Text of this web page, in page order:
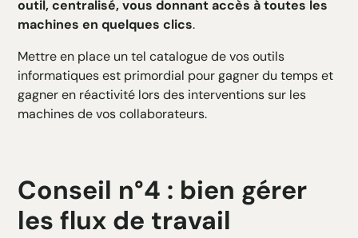
outil, centralisé, vous donnant accès à toutes les
machines en quelques clics.
Mettre en place un tel catalogue de vos outils
informatiques est primordial pour gagner du temps et
gagner en réactivité lors des interventions sur les
machines de vos collaborateurs.
Conseil n°4 : bien gérer
les flux de travail